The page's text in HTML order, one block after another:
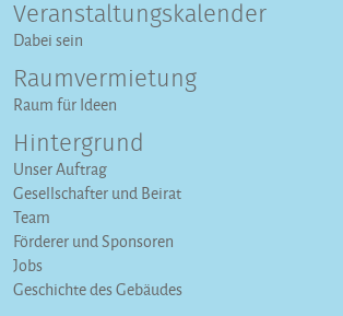
Veranstaltungs­kalender
Dabei sein
Raumvermietung
Raum für Ideen
Hintergrund
Unser Auftrag
Gesellschafter und Beirat
Team
Förderer und Sponsoren
Jobs
Geschichte des Gebäudes